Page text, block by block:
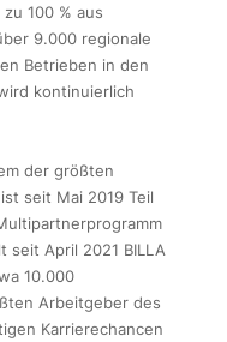
100 % aus
9.000 regionale
Betrieben in den
kontinuierlich
der größten
seit Mai 2019 Teil
seit April 2021 BILLA
10.000
Arbeitgeber des
Karrierechancen